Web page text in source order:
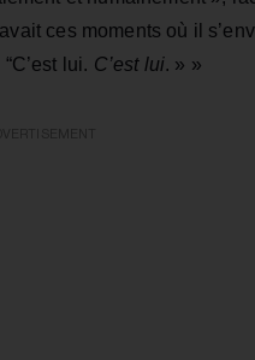
ces moments où il
lui. C’est lui. » »